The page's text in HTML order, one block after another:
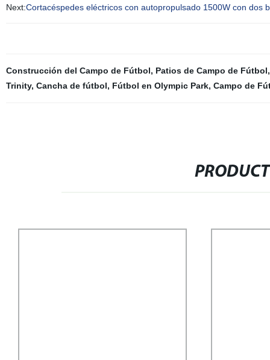
Next:Cortacéspedes eléctricos con autopropulsado 1500W con dos
Construcción del Campo de Fútbol, Patios de Campo de Fútbol
Trinity, Cancha de fútbol, Fútbol en Olympic Park, Campo de